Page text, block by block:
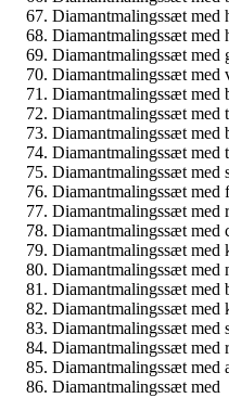
Diamantmalingssæt med
Diamantmalingssæt med
Diamantmalingssæt med
Diamantmalingssæt med
Diamantmalingssæt med
Diamantmalingssæt med
Diamantmalingssæt med
Diamantmalingssæt med
Diamantmalingssæt med
Diamantmalingssæt
Diamantmalingssæt med
Diamantmalingssæt med
Diamantmalingssæt med
Diamantmalingssæt med
Diamantmalingssæt med
Diamantmalingssæt med
Diamantmalingssæt med
Diamantmalingssæt med
Diamantmalingssæt med
Diamantmalingssæt med